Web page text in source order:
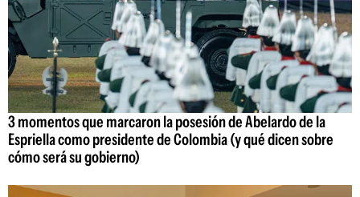
3 momentos que marcaron la posesión de Abelardo de la
Espriella como presidente de Colombia (y qué dicen sobre
cómo será su gobierno)